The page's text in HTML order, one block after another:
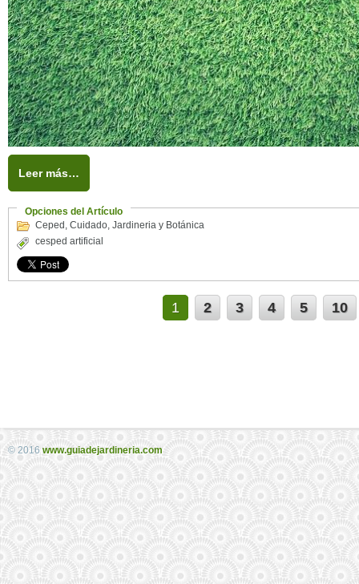
Leer más…
Opciones del Artículo
Ceped , Cuidado, Jardineria y Botánica
cesped artificial
1 2 3 4 5 10
© 2016 www.guiadejardineria.com